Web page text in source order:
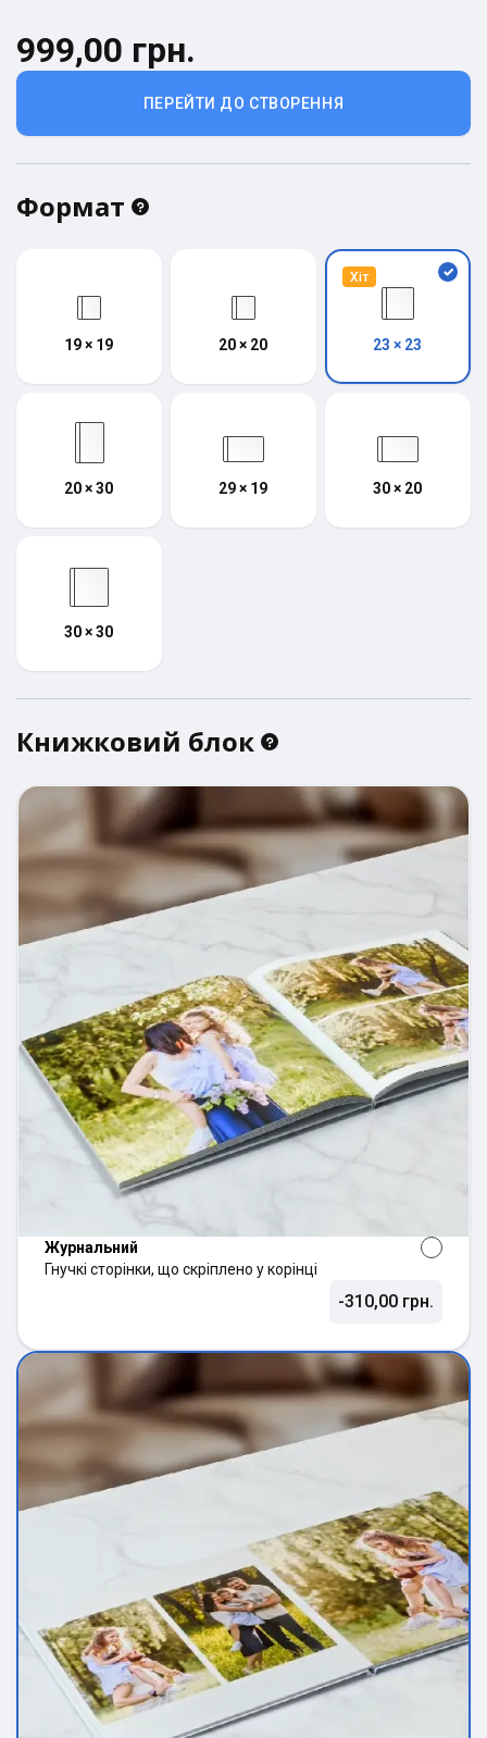
ПЕРЕЙТИ ДО СТВОРЕННЯ
999,00 грн.
Формат
19 × 19 20 × 20
Хіт
23 × 23
20 × 30 29 × 19 30 × 20
30 × 30
Книжковий блок
Журнальний
Гнучкі сторінки, що скріплено у корінці
-310,00 грн.